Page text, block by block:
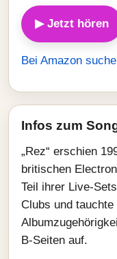
▶ Jetzt hören
Bei Amazon
Infos zum
„Rez“ erschien
britischen
Teil ihrer
Clubs und
B‑Seiten auf.